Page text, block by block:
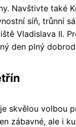
Navštivte také
síň, trůnní
Vladislava II.
den plný
skvělou volbou
zábavné, ale i